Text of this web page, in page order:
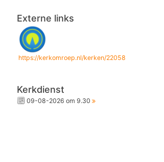
Externe links
https://kerkomroep.nl/kerken/22058
Kerkdienst
09-08-2026 om 9.30